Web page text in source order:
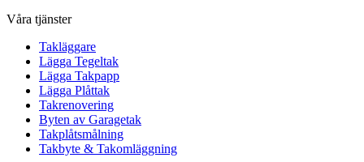
Våra tjänster
Takläggare
Lägga Tegeltak
Lägga Takpapp
Lägga Plåttak
Takrenovering
Byten av Garagetak
Takplåtsmålning
Takbyte & Takomläggning